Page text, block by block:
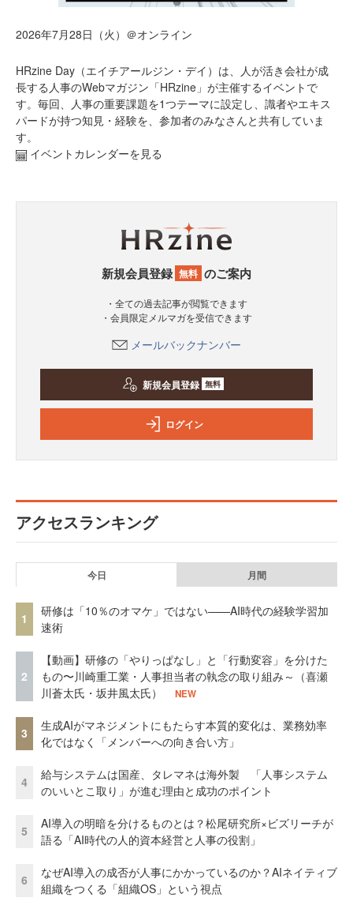
2026年7月28日（火）＠オンライン
HRzine Day（エイチアールジン・デイ）は、人が活き会社が成
長する人事のWebマガジン「HRzine」が主催するイベントで
す。毎回、人事の重要課題を1つテーマに設定し、識者やエキス
パードが持つ知見・経験を、参加者のみなさんと共有していま
す。
イベントカレンダーを見る
新規会員登録 無料 のご案内
・全ての過去記事が閲覧できます
・会員限定メルマガを受信できます
メールバックナンバー
新規会員登録 無料
ログイン
アクセスランキング
今日 月間
1
研修は「10％のオマケ」ではない——AI時代の経験学習加
速術
2
【動画】研修の「やりっぱなし」と「行動変容」を分けた
もの〜川崎重工業・人事担当者の執念の取り組み～（喜瀬
川蒼太氏・坂井風太氏）
NEW
3
生成AIがマネジメントにもたらす本質的変化は、業務効率
化ではなく「メンバーへの向き合い方」
4
給与システムは国産、タレマネは海外製 「人事システム
のいいとこ取り」が進む理由と成功のポイント
5
AI導入の明暗を分けるものとは？松尾研究所×ビズリーチが
語る「AI時代の人的資本経営と人事の役割」
6
なぜAI導入の成否が人事にかかっているのか？AIネイティブ
組織をつくる「組織OS」という視点